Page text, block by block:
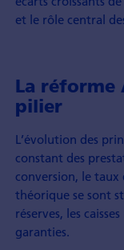
et le rôle central
La réforme
pilier
L’évolution des
constant des
conversion, le
théorique se sont
réserves, les
garanties.